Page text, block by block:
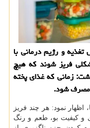
و رژیم درمانی با
فریز شوند که هیچ
زمانی که غذای پخته
مصرف شود.
اظهار نمود: هر چند فریز
و کیفیت بو، طعم و رنگ